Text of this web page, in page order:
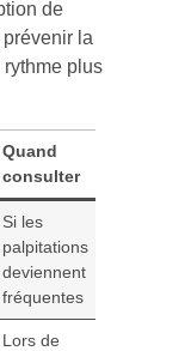
de
la
rythme plus
Quand
consulter
Si les
palpitations
deviennent
fréquentes
Lors de